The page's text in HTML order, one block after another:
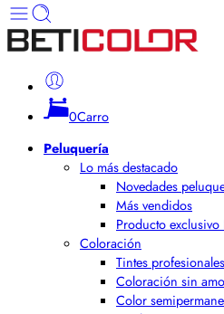
0Carro
Peluquería
Lo más destacado
Novedades
Más vendidos
Producto
Coloración
Tintes profesionales
Coloración sin
Color